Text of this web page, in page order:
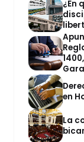
¿En
en
La